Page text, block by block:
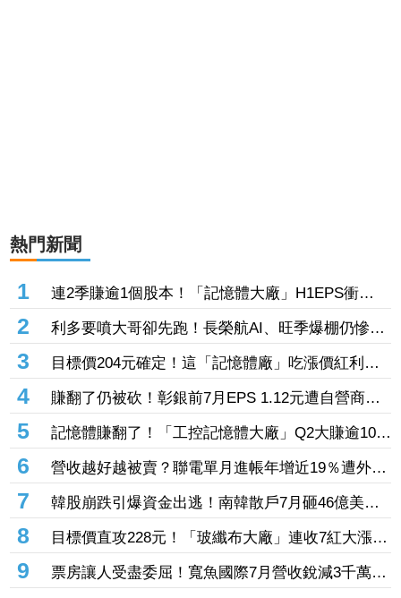
熱門新聞
1
連2季賺逾1個股本！「記憶體大廠」H1EPS衝
20.87元 股價卻殺至跌停鎖死
2
利多要噴大哥卻先跑！長榮航AI、旺季爆棚仍慘冠
賣超王 「這檔鋼鐵」７月營收年增46%也不被買
單
3
目標價204元確定！這「記憶體廠」吃漲價紅利、
Q2毛利率衝70% 全年營運看旺
4
賺翻了仍被砍！彰銀前7月EPS 1.12元遭自營商照
殺2.33億淪賣超王 「這檔記憶體」營收創高也遭
倒
5
記憶體賺翻了！「工控記憶體大廠」Q2大賺逾10股
本、H1EPS達166.45元 7月營收續旺再迎年月雙
增
6
營收越好越被賣？聯電單月進帳年增近19％遭外資
「砍到見骨」 台塑4寶「這檔」營收刷49個月新
高也挨刀
7
韓股崩跌引爆資金出逃！南韓散戶7月砸46億美元
「錢」進美股
8
目標價直攻228元！「玻纖布大廠」連收7紅大漲
32.86% 投信單周撒16.7億元、掃入近萬張
9
票房讓人受盡委屈！寬魚國際7月營收銳減3千萬原
因曝「王心凌票房＞楊丞琳」 網笑翻：是吃了誠